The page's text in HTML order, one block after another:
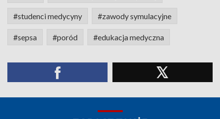
#studenci medycyny #zawody symulacyjne
#sepsa #poród #edukacja medyczna